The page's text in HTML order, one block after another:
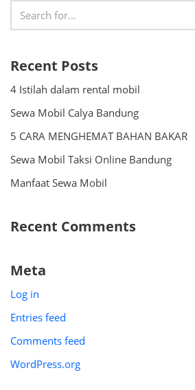
Recent Posts
4 Istilah dalam rental mobil
Sewa Mobil Calya Bandung
5 CARA MENGHEMAT BAHAN BAKAR
Sewa Mobil Taksi Online Bandung
Manfaat Sewa Mobil
Recent Comments
Meta
Log in
Entries feed
Comments feed
WordPress.org